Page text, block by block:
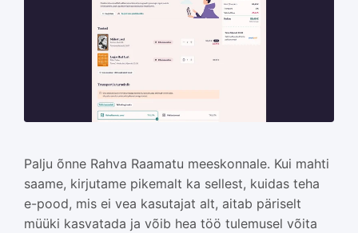
Palju õnne Rahva Raamatu meeskonnale. Kui mahti
saame, kirjutame pikemalt ka sellest, kuidas teha
e-pood, mis ei vea kasutajat alt, aitab päriselt
müüki kasvatada ja võib hea töö tulemusel võita